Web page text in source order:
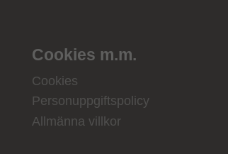
Cookies m.m.
Cookies
Personuppgiftspolicy
Allmänna villkor